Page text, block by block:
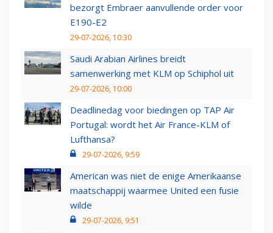
bezorgt Embraer aanvullende order voor
E190-E2
29-07-2026, 10:30
Saudi Arabian Airlines breidt
samenwerking met KLM op Schiphol uit
29-07-2026, 10:00
Deadlinedag voor biedingen op TAP Air
Portugal: wordt het Air France-KLM of
Lufthansa?
29-07-2026, 9:59
American was niet de enige Amerikaanse
maatschappij waarmee United een fusie
wilde
29-07-2026, 9:51